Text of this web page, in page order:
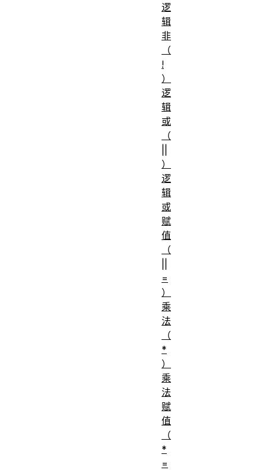
逻
辑
非
（
!
）
逻
辑
或
（
）
逻
辑
或
赋
值
（
=
）
乘
法
（
*
）
乘
法
赋
值
（
*
=